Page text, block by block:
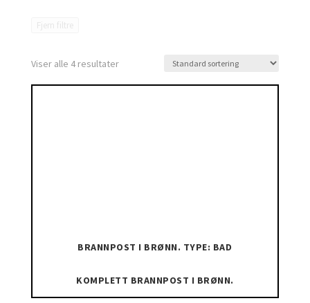
Viser alle 4 resultater
BRANNPOST I BRØNN. TYPE: BAD
KOMPLETT BRANNPOST I BRØNN.